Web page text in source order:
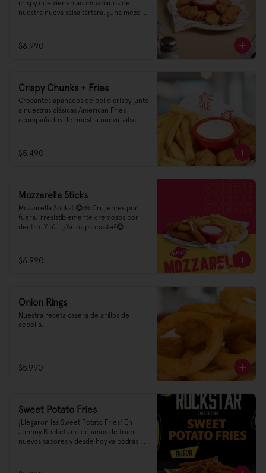
crispy que vienen acompañados de
nuestra nueva salsa tártara. ¡Una mezcla
$6.990
Crispy Chunks + Fries
Crocantes apanados de pollo crispy junto
a nuestras clásicas American Fries,
acompañados de nuestra nueva salsa
$5.490
Mozzarella Sticks
Mozzarella Sticks! 😋🧀 Crujientes por
fuera, irresistiblemente cremosos por
dentro. Y tú... ¿Ya los probaste?😋
$6.990
Onion Rings
Nuestra receta casera de anillos de
cebolla.
$5.990
Sweet Potato Fries
¡Llegaron las Sweet Potato Fries! En
Johnny Rockets no dejamos de traer
nuevos sabores y desde hoy ya podrás
¡te recomendamos pedirlas con un